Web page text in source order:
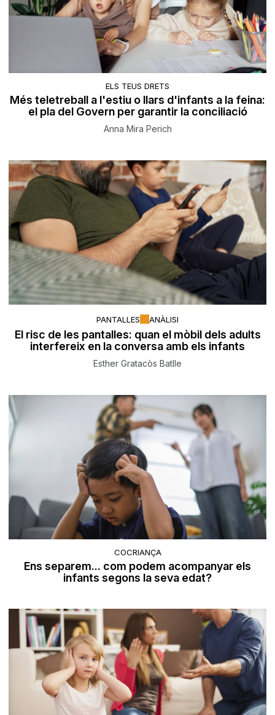
ELS TEUS DRETS
Més teletreball a l'estiu o llars d'infants a la feina:
el pla del Govern per garantir la conciliació
Anna Mira Perich
PANTALLES ANÀLISI
El risc de les pantalles: quan el mòbil dels adults
interfereix en la conversa amb els infants
Esther Gratacòs Batlle
COCRIANÇA
Ens separem... com podem acompanyar els
infants segons la seva edat?